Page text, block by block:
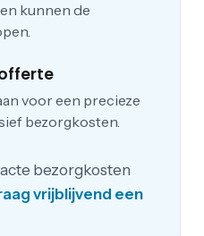
kunnen de
voor een precieze
bezorgkosten.
bezorgkosten
vrijblijvend een